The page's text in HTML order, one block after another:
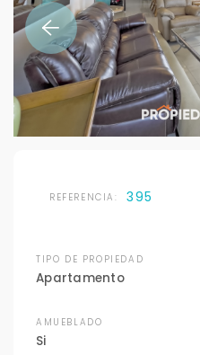
REFERENCIA: 395
TIPO DE PROPIEDAD
Apartamento
AMUEBLADO
Si